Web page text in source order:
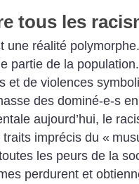
tous les
une réalité
partie de la
et de violences
des dominé-e-s
aujourd’hui, le
imprécis du «
les peurs de la
perdurent et